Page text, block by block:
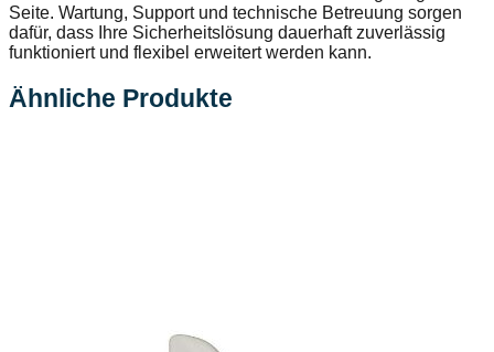
Seite. Wartung, Support und technische Betreuung sorgen
dafür, dass Ihre Sicherheitslösung dauerhaft zuverlässig
funktioniert und flexibel erweitert werden kann.
Ähnliche Produkte